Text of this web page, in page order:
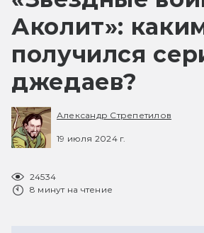
Аколит»:
получился
джедаев?
Александр Стрепетилов
19 июля 2024 г.
24534
8 минут на чтение